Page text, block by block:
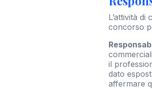
L’attività
concorso
il
dato
affermare